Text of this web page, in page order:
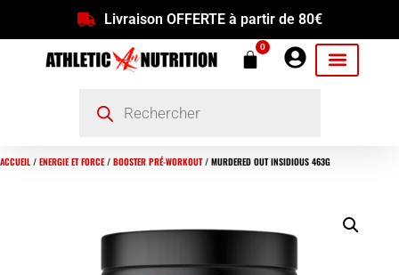
Livraison OFFERTE à partir de 80€
0
ACCUEIL/ ENERGIE ET FORCE/ BOOSTER PRÉ-WORKOUT/ MURDERED OUT INSIDIOUS 463G